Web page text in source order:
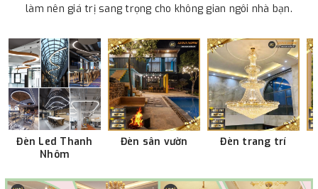
làm nên giá trị sang trọng cho không gian ngôi nhà bạn.
Đèn Led Thanh
Nhôm
Đèn sân vườn Đèn trang trí